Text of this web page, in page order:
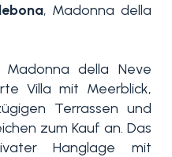
, Madonna della
della Neve
Villa mit Meerblick,
Terrassen und
zum Kauf an. Das
Hanglage mit